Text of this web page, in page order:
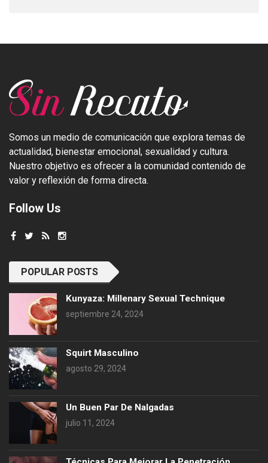
Somos un medio de comunicación que explora temas de
actualidad, bienestar emocional, sexualidad y cultura.
Nuestro objetivo es ofrecer a la comunidad contenido de
valor y reflexión de forma directa.
Follow Us
POPULAR POSTS
Kunyaza: Millenary Sexual Technique
septiembre 24, 2024
Squirt Masculino
agosto 29, 2024
Un Buen Par De Nalgadas
julio 11, 2024